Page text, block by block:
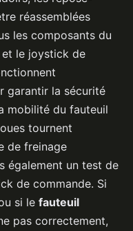
réassemblées
les composants du
le joystick de
garantir la sécurité
mobilité du fauteuil
tournent
de freinage
également un test de
de commande. Si
si le fauteuil
pas correctement,